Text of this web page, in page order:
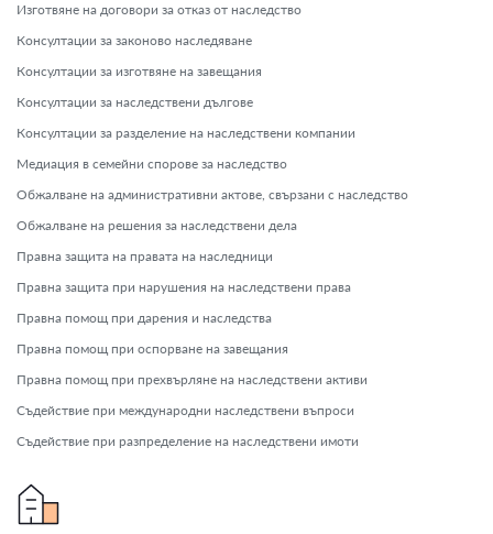
Изготвяне на договори за отказ от наследство
Консултации за законово наследяване
Консултации за изготвяне на завещания
Консултации за наследствени дългове
Консултации за разделение на наследствени компании
Медиация в семейни спорове за наследство
Обжалване на административни актове, свързани с наследство
Обжалване на решения за наследствени дела
Правна защита на правата на наследници
Правна защита при нарушения на наследствени права
Правна помощ при дарения и наследства
Правна помощ при оспорване на завещания
Правна помощ при прехвърляне на наследствени активи
Съдействие при международни наследствени въпроси
Съдействие при разпределение на наследствени имоти